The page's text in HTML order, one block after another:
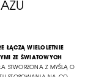
ŁĄCZĄ WIELOLETNIE
ZE ŚWIATOWYCH
STWORZONA Z MYŚLĄ O